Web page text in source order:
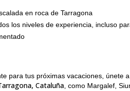
en roca de Tarragona
los niveles de experiencia, incluso
para tus próximas vacaciones, únete
Cataluña , como Margalef,